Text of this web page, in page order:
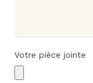
Votre pièce jointe